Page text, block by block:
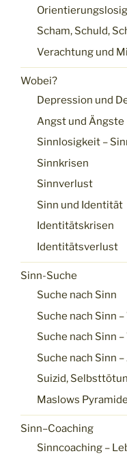
Scham, Schuld,
Verachtung und
Wobei?
Depression und
Angst und Ängste
Sinnlosigkeit –
Sinnkrisen
Sinnverlust
Sinn und Identität
Identitätskrisen
Identitätsverlust
Sinn-Suche
Suche nach Sinn
Suche nach Sinn
Suche nach Sinn –
Suche nach Sinn
Suizid,
Maslows
Sinn–Coaching
Sinncoaching –